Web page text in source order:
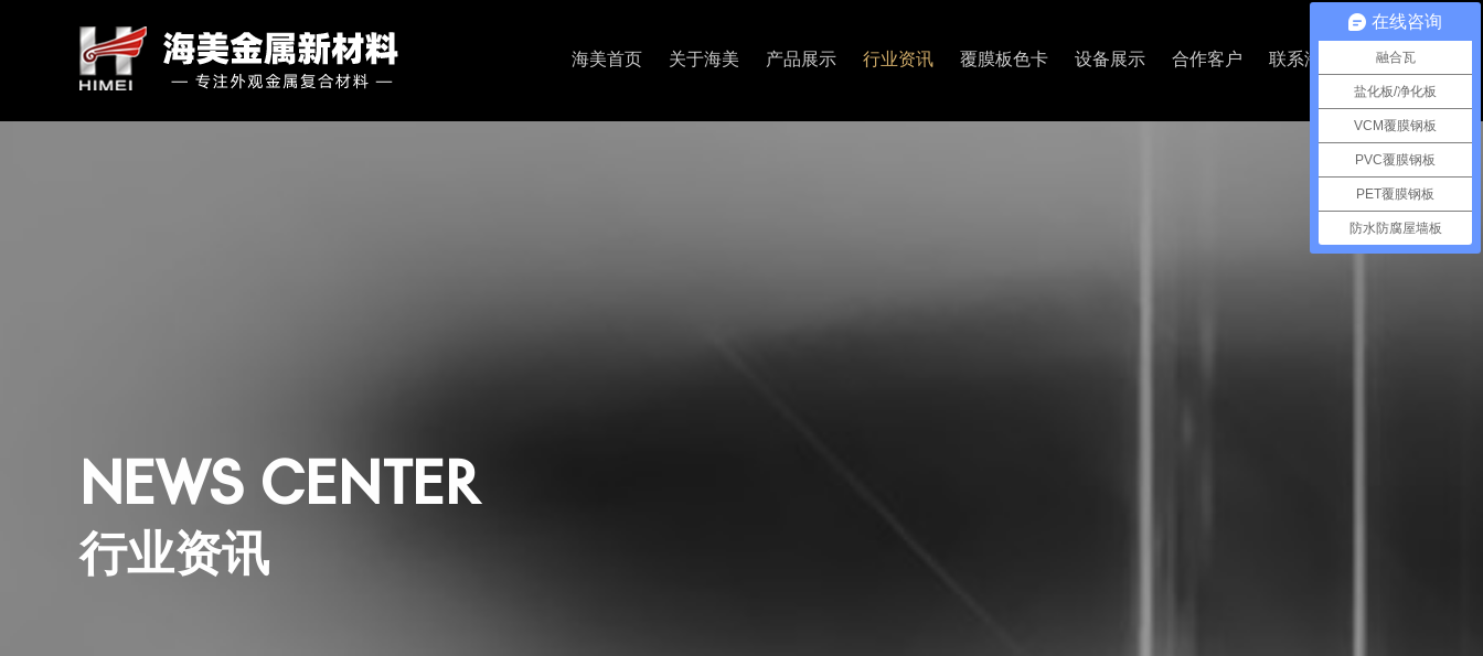
海美首页 关于海美 产品展示 行业资讯 覆膜板色卡 设备展示 合作客户 联系海美
NEWS CENTER
行业资讯
在线咨询
融合瓦
盐化板/净化板
VCM覆膜钢板
PVC覆膜钢板
PET覆膜钢板
防水防腐屋墙板